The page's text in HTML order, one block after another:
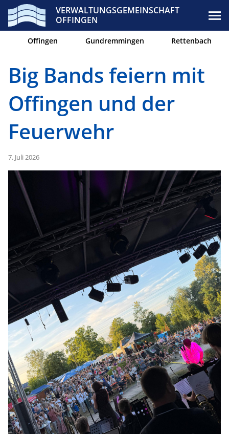
VERWALTUNGSGEMEINSCHAFT
OFFINGEN
Offingen Gundremmingen Rettenbach
Big Bands feiern mit
Offingen und der
Feuerwehr
7. Juli 2026